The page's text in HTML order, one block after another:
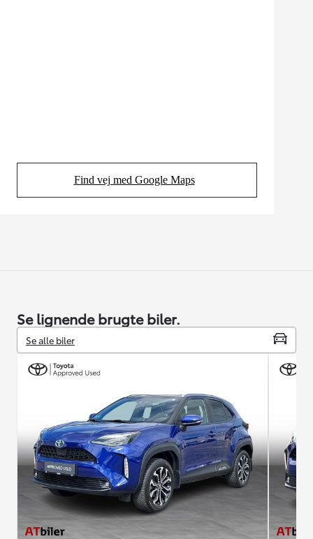
Find vej med Google Maps
(Opens in new tab)
Se lignende brugte biler.
Se alle biler